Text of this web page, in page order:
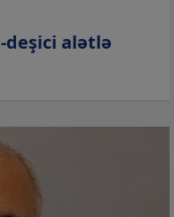
deşici alətlə